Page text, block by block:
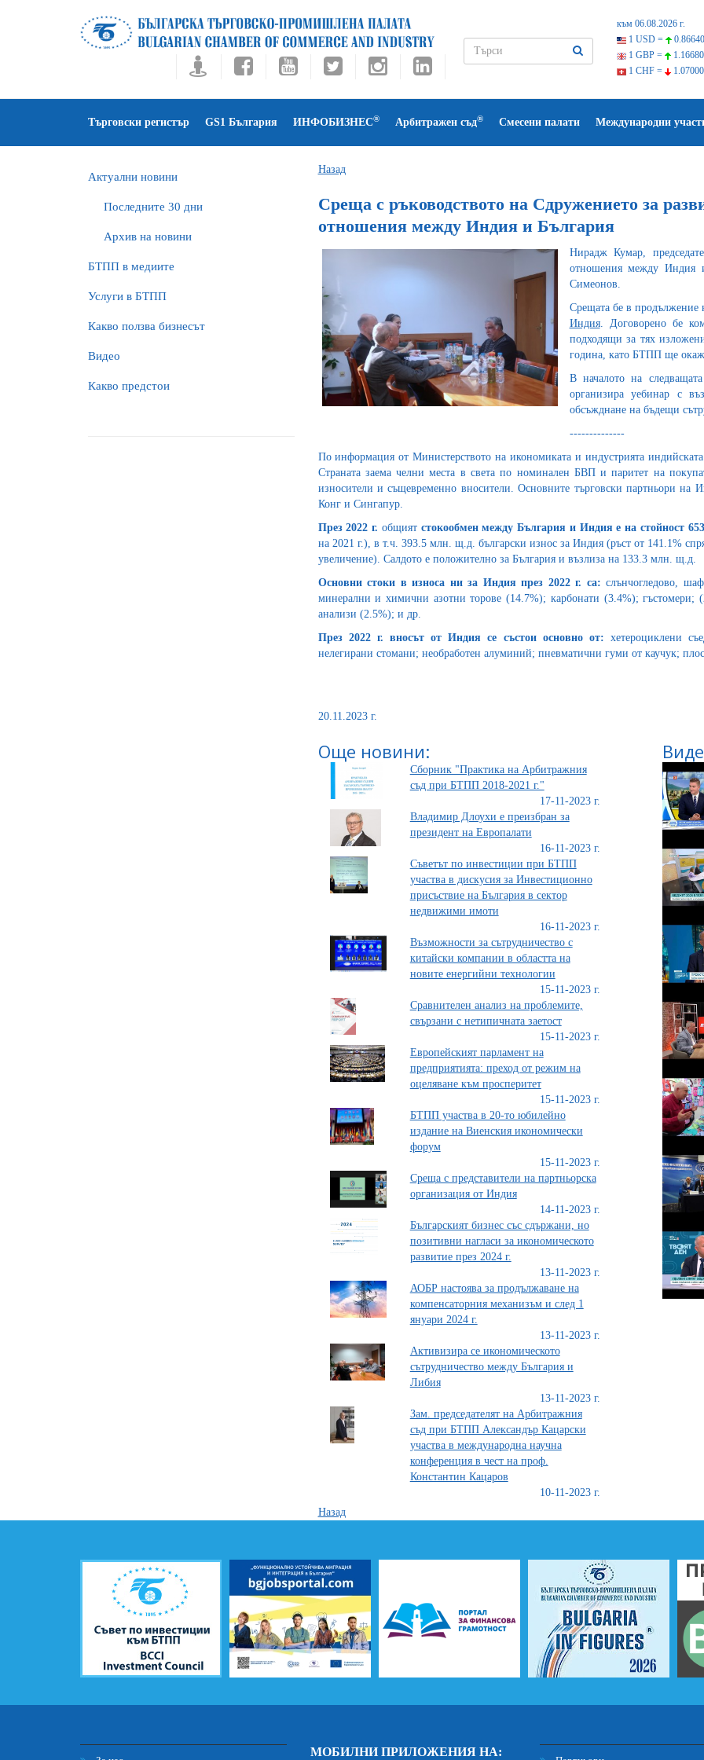
към 06.08.2026 г.
1 USD =
1 GBP =
1 CHF =
Търговски регистър GS1 България ИНФОБИЗНЕС® Арбитражен съд® Смесени палати Международни
Актуални новини
Последните 30 дни
Архив на новини
БTПП в медиите
Услуги в БТПП
Какво ползва бизнесът
Видео
Какво предстои
Назад
Среща с ръководството на Сдружението за
отношения между Индия и България
Нирадж Кумар,
отношения между Индия
Симеонов.
Срещата бе в продължение
Индия. Договорено бе
подходящи за тях
година, като БТПП ще
В началото на
организира уебинар с
обсъжднане на бъдещи
--------------
По информация от Министерството на икономиката и индустрията
Страната заема челни места в света по номинален БВП и паритет на
износители и същевременно вносители. Основните търговски партньори
Конг и Сингапур.
През 2022 г. общият стокообмен между България и Индия е на стойност
на 2021 г.), в т.ч. 393.5 млн. щ.д. български износ за Индия (ръст от 141.1%
увеличение). Салдото е положително за България и възлиза на 133.3 млн. щ.д.
Основни стоки в износа ни за Индия през 2022 г. са: слънчогледово,
минерални и химични азотни торове (14.7%); карбонати (3.4%);
анализи (2.5%); и др.
През 2022 г. вносът от Индия се състои основно от: хетероциклени
нелегирани стомани; необработен алуминий; пневматични гуми от каучук;
20.11.2023 г.
Още новини:
Сборник "Практика на Арбитражния
съд при БТПП 2018-2021 г."
17-11-2023 г.
Владимир Длоухи е преизбран за
президент на Европалати
16-11-2023 г.
Съветът по инвестиции при БТПП
участва в дискусия за Инвестиционно
присъствие на България в сектор
недвижими имоти
16-11-2023 г.
Възможности за сътрудничество с
китайски компании в областта на
новите енергийни технологии
15-11-2023 г.
Сравнителен анализ на проблемите,
свързани с нетипичната заетост
15-11-2023 г.
Европейският парламент на
предприятията: преход от режим на
оцеляване към просперитет
15-11-2023 г.
БТПП участва в 20-то юбилейно
издание на Виенския икономически
форум
15-11-2023 г.
Среща с представители на партньорска
организация от Индия
14-11-2023 г.
Българският бизнес със сдържани, но
позитивни нагласи за икономическото
развитие през 2024 г.
13-11-2023 г.
АОБР настоява за продължаване на
компенсаторния механизъм и след 1
януари 2024 г.
13-11-2023 г.
Активизира се икономическото
сътрудничество между България и
Либия
13-11-2023 г.
Зам. председателят на Арбитражния
съд при БТПП Александър Кацарски
участва в международна научна
конференция в чест на проф.
Константин Кацаров
10-11-2023 г.
Назад
МОБИЛНИ ПРИЛОЖЕНИЯ НА: